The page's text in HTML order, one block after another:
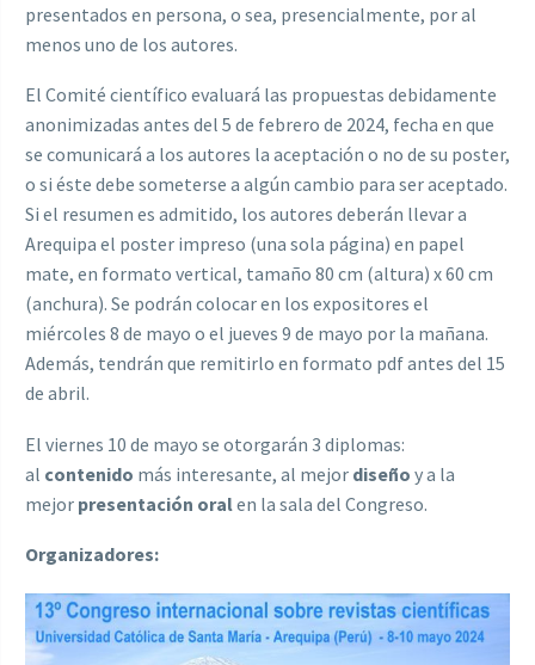
presentados en persona, o sea, presencialmente, por al
menos uno de los autores.
El Comité científico evaluará las propuestas debidamente
anonimizadas antes del 5 de febrero de 2024, fecha en que
se comunicará a los autores la aceptación o no de su poster,
o si éste debe someterse a algún cambio para ser aceptado.
Si el resumen es admitido, los autores deberán llevar a
Arequipa el poster impreso (una sola página) en papel
mate, en formato vertical, tamaño 80 cm (altura) x 60 cm
(anchura). Se podrán colocar en los expositores el
miércoles 8 de mayo o el jueves 9 de mayo por la mañana.
Además, tendrán que remitirlo en formato pdf antes del 15
de abril.
El viernes 10 de mayo se otorgarán 3 diplomas:
al contenido más interesante, al mejor diseño y a la
mejor presentación oralen la sala del Congreso.
Organizadores: